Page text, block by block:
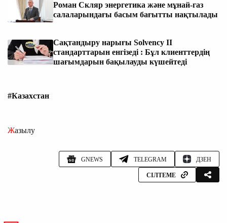
Роман Скляр энергетика және мұнай-газ
салаларындағы басым бағытты нақтылады
Сақтандыру нарығы Solvency II
стандарттарын енгізеді : Бұл клиенттердің
шағымдарын бақылауды күшейтеді
#Казахстан
Жазылу
GNEWS TELEGRAM ДЗЕН
СІЛТЕМЕ